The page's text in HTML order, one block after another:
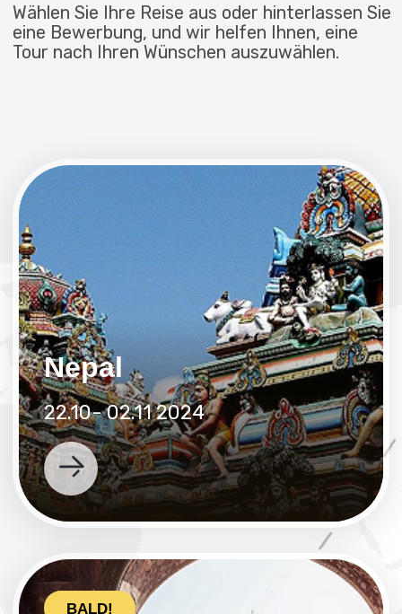
Kysyl
touren in
Altai
touren in
Januar-Februar
2025
Indien
Mai 2025
Kyzyl
Altai